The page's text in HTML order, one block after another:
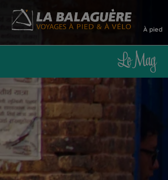
À pied